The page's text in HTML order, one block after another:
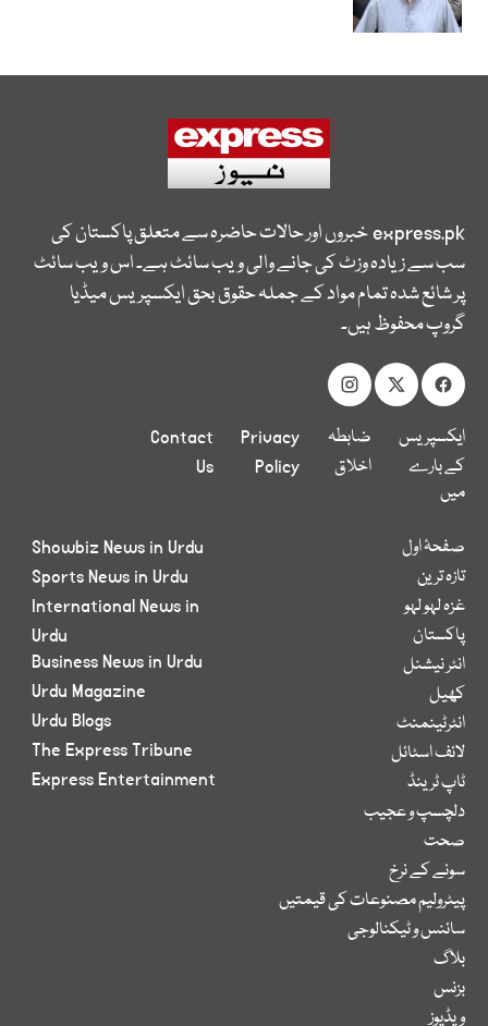
express.pkخبروں اور حالات حاضرہ سے متعلق پاکستان کی
سب سے زیادہ وزٹ کی جانے والی ویب سائٹ ہے۔ اس ویب سائٹ
پر شائع شدہ تمام مواد کے جملہ حقوق بحق ایکسپریس میڈیا
گروپ محفوظ ہیں۔
ایکسپریس
کے بارے
میں
ضابطہ
اخلاق
Privacy
Policy
Contact
Us
صفحۂ اول
تازہ ترین
غزہ لہو لہو
پاکستان
انٹر نیشنل
کھیل
انٹرٹینمنٹ
لائف اسٹائل
ٹاپ ٹرینڈ
دلچسپ و عجیب
صحت
سونے کے نرخ
پیٹرولیم مصنوعات کی قیمتیں
سائنس و ٹیکنالوجی
بلاگ
بزنس
ویڈیوز
Showbiz News in Urdu
Sports News in Urdu
International News in
Urdu
Business News in Urdu
Urdu Magazine
Urdu Blogs
The Express Tribune
Express Entertainment